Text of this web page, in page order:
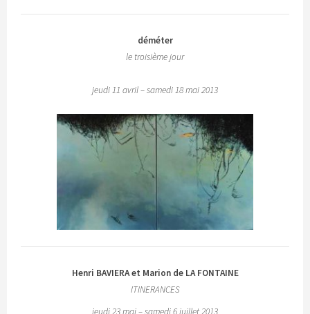
déméter
le troisième jour
jeudi 11 avril – samedi 18 mai 2013
Henri BAVIERA et Marion de LA FONTAINE
ITINERANCES